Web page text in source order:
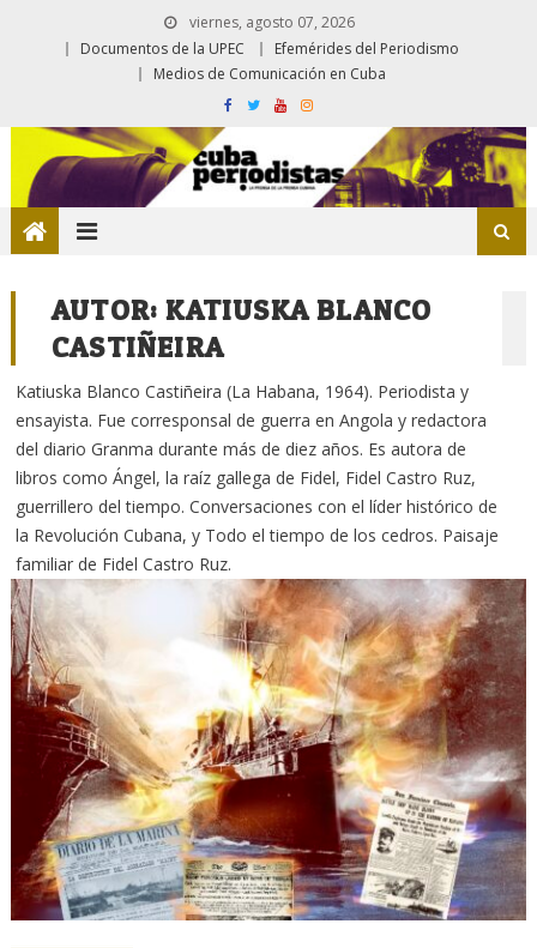
viernes, agosto 07, 2026
Documentos de la UPEC
Efemérides del Periodismo
Medios de Comunicación en Cuba
AUTOR:KATIUSKA BLANCO
CASTIÑEIRA
Katiuska Blanco Castiñeira (La Habana, 1964). Periodista y
ensayista. Fue corresponsal de guerra en Angola y redactora
del diario Granma durante más de diez años. Es autora de
libros como Ángel, la raíz gallega de Fidel, Fidel Castro Ruz,
guerrillero del tiempo. Conversaciones con el líder histórico de
la Revolución Cubana, y Todo el tiempo de los cedros. Paisaje
familiar de Fidel Castro Ruz.